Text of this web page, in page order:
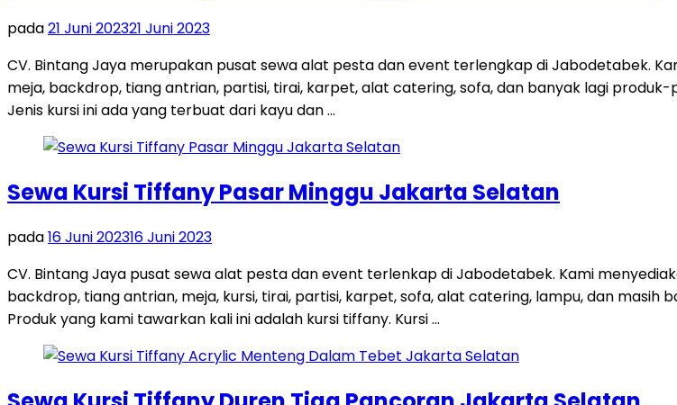
pada21 Juni 202321 Juni 2023
CV. Bintang Jaya merupakan pusat sewa alat pesta dan event terlengkap di Jabodetabek.
meja, backdrop, tiang antrian, partisi, tirai, karpet, alat catering, sofa, dan banyak lagi
Jenis kursi ini ada yang terbuat dari kayu dan …
Sewa Kursi Tiffany Pasar Minggu Jakarta Selatan
pada16 Juni 202316 Juni 2023
CV. Bintang Jaya pusat sewa alat pesta dan event terlenkap di Jabodetabek. Kami
backdrop, tiang antrian, meja, kursi, tirai, partisi, karpet, sofa, alat catering, lampu, dan
Produk yang kami tawarkan kali ini adalah kursi tiffany. Kursi …